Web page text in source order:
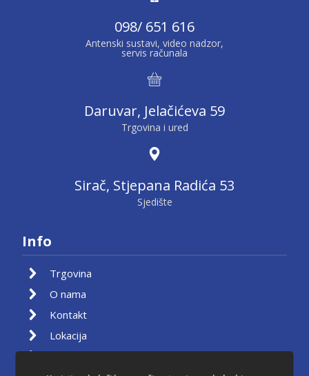
098/ 651 616
Antenski sustavi, video nadzor,
servis računala
Daruvar, Jelačićeva 59
Trgovina i ured
Sirač, Stjepana Radića 53
Sjedište
Info
Trgovina
O nama
Kontakt
Lokacija